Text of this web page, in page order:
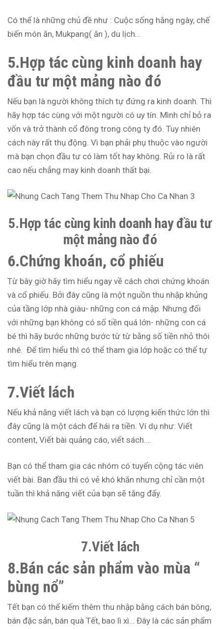
Có thể là những chủ đề như : Cuộc sống hằng ngày, chế
biến món ăn, Mukpang( ăn ), du lịch…
5.Hợp tác cùng kinh doanh hay
đầu tư một mảng nào đó
Nếu bạn là người không thích tự đứng ra kinh doanh. Thì
hãy hợp tác cùng với một người có uy tín. Mình chỉ bỏ ra
vốn và trở thành cổ đông trong công ty đó. Tuy nhiên
cách này rất thụ động. Vì bạn phải phụ thuộc vào người
mà bạn chọn đầu tư có làm tốt hay không. Rủi ro là rất
cao nếu chẳng may kinh doanh thất bại.
5.Hợp tác cùng kinh doanh hay đầu tư
một mảng nào đó
6.Chứng khoán, cổ phiếu
Từ bây giờ hãy tìm hiểu ngay về cách chơi chứng khoán
và cổ phiếu. Bởi đây cũng là một nguồn thu nhập khủng
của tầng lớp nhà giàu- những con cá mập. Nhưng đối
với những bạn không có số tiền quá lớn- những con cá
bé thì hãy bước những bước từ từ bằng số tiền nhỏ thôi
nhé. Để tìm hiểu thì có thể tham gia lớp hoặc có thể tự
tìm hiểu trên mạng.
7.Viết lách
Nếu khả năng viết lách và bạn có lượng kiến thức lớn thì
đây cũng là một cách để hái ra tiền. Ví dụ như: Viết
content, Viết bài quảng cáo, viết sách….
Bạn có thể tham gia các nhóm có tuyển cộng tác viên
viết bài. Ban đầu thì có vẻ khó khăn nhưng chỉ cần một
tuần thì khả năng viết của bạn sẽ tăng đấy.
7.Viết lách
8.Bán các sản phẩm vào mùa “
bùng nổ”
Tết bạn có thể kiếm thêm thu nhập bằng cách bán bông,
bán đặc sản, bán quà Tết, bao lì xì… Đây là các sản phẩm